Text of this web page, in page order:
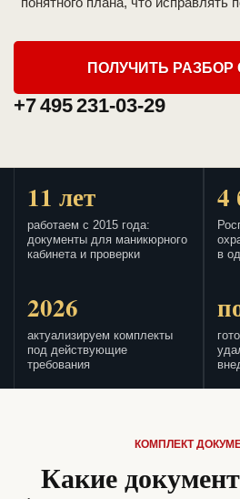
ПОЛУЧИТЬ РАЗБОР
+7 495 231-03-29
11 лет
работаем с 2015 года:
документы для маникюрного
кабинета и проверки
4
в
2026
актуализируем комплекты
под действующие
требования
КОМПЛЕКТ
Какие